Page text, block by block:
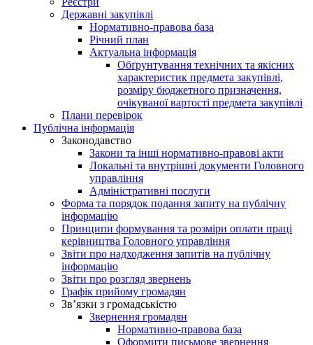
Державні закупівлі
Нормативно-правова база
Річний план
Актуальна інформація
Обґрунтування технічних та якісних
характеристик предмета закупівлі,
розміру бюджетного призначення,
очікуваної вартості предмета закупівлі
Плани перевірок
Публічна інформація
Законодавство
Закони та інші нормативно-правові акти
Локальні та внутрішні документи Головного
управління
Адміністративні послуги
Форма та порядок подання запиту на публічну
інформацію
Принципи формування та розміри оплати праці
керівництва Головного управління
Звіти про надходження запитів на публічну
інформацію
Звіти про розгляд звернень
Графік прийому громадян
Зв’язки з громадськістю
Звернення громадян
Нормативно-правова база
Оформити письмове звернення